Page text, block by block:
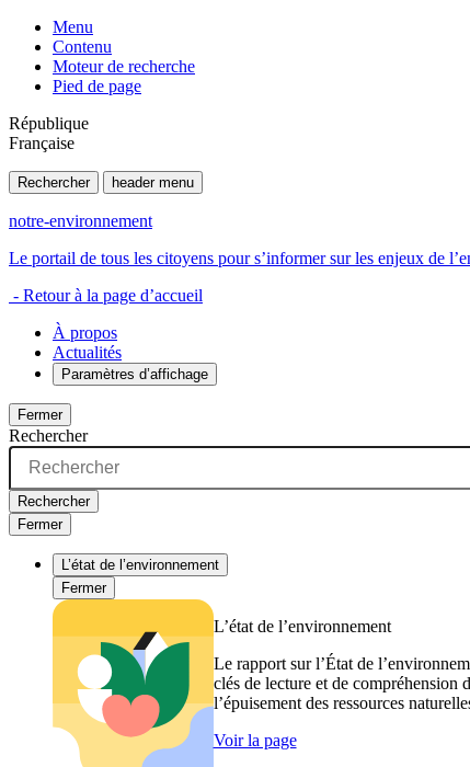
Menu
Contenu
Moteur de recherche
Pied de page
République
Française
Rechercher header menu
notre-environnement
Le portail de tous les citoyens pour s’informer sur les enjeux de
- Retour à la page d’accueil
À propos
Actualités
Paramètres d’affichage
Fermer
Rechercher
Rechercher
Fermer
L’état de l’environnement
Fermer
L’état de l’environnement
Le rapport sur l’État de
clés de lecture et de compréhension
l’épuisement des ressources
Voir la page